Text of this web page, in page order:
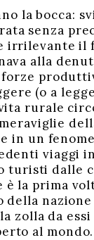
la bocca:
senza
irrilevante il
alla
(o a
rurale
in un
viaggi
turisti dalle
è la prima
della
zolla da
al mondo.